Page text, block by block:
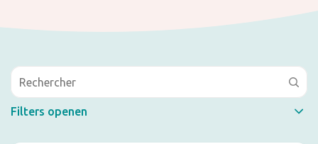
Filters openen